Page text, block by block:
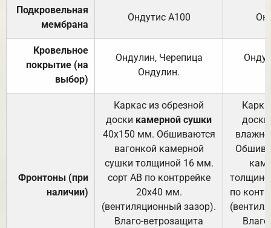
Подкровельная
мембрана
Ондутис А100
Кровельное
покрытие (на
выбор)
Ондулин, Черепица
Ондулин.
Фронтоны (при
наличии)
Каркас из обрезной
доски камерной сушки
40х150 мм. Обшиваются
вагонкой камерной
сушки толщиной 16 мм.
сорт АВ по контррейке
20х40 мм.
(вентиляционный зазор).
Влаго-ветрозащита
доски
по